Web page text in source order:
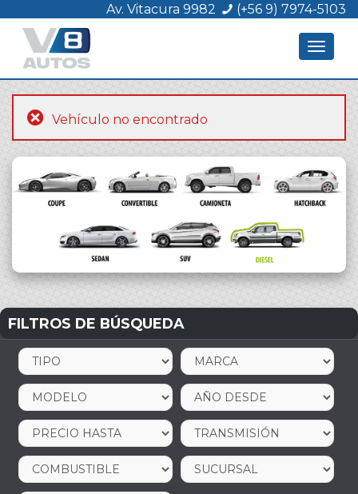
Av. Vitacura 9982 (+56 9) 7974-5103
Toggle
Vehículo no encontrado
FILTROS DE BÚSQUEDA